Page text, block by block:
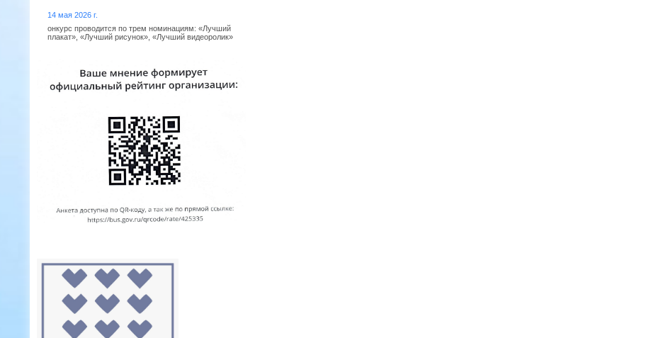
14 мая 2026 г.
онкурс проводится по трем номинациям: «Лучший
плакат», «Лучший рисунок», «Лучший видеоролик»